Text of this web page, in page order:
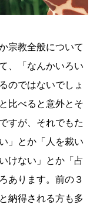
宗教全般について
、「なんかいろい
のではないでしょ
比べると意外とそ
すが、それでもた
」とか「人を裁い
けない」とか「占
あります。前の３
納得される方も多